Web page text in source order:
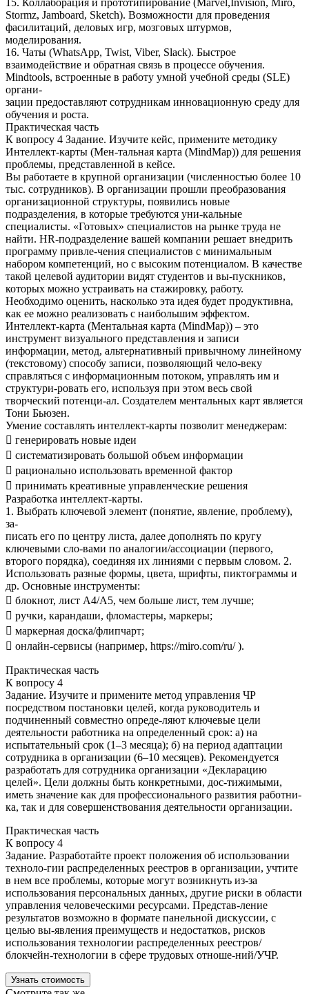
15. Коллаборация и прототипирование (Marvel,Invision, Miro,
Stormz, Jamboard, Sketch). Возможности для проведения
фасилитаций, деловых игр, мозговых штурмов,
моделирования.
16. Чаты (WhatsApp, Twist, Viber, Slack). Быстрое
взаимодействие и обратная связь в процессе обучения.
Mindtools, встроенные в работу умной учебной среды (SLE)
органи-
зации предоставляют сотрудникам инновационную среду для
обучения и роста.
Практическая часть
К вопросу 4 Задание. Изучите кейс, примените методику
Интеллект-карты (Мен-тальная карта (MindMap)) для решения
проблемы, представленной в кейсе.
Вы работаете в крупной организации (численностью более 10
тыс. сотрудников). В организации прошли преобразования
организационной структуры, появились новые
подразделения, в которые требуются уни-кальные
специалисты. «Готовых» специалистов на рынке труда не
найти. HR-подразделение вашей компании решает внедрить
программу привле-чения специалистов с минимальным
набором компетенций, но с высоким потенциалом. В качестве
такой целевой аудитории видят студентов и вы-пускников,
которых можно устраивать на стажировку, работу.
Необходимо оценить, насколько эта идея будет продуктивна,
как ее можно реализовать с наибольшим эффектом.
Интеллект-карта (Ментальная карта (MindMap)) – это
инструмент визуального представления и записи
информации, метод, альтернативный привычному линейному
(текстовому) способу записи, позволяющий чело-веку
справляться с информационным потоком, управлять им и
структури-ровать его, используя при этом весь свой
творческий потенци-ал. Создателем ментальных карт является
Тони Бьюзен.
Умение составлять интеллект-карты позволит менеджерам:
 генерировать новые идеи
 систематизировать большой объем информации
 рационально использовать временной фактор
 принимать креативные управленческие решения
Разработка интеллект-карты.
1. Выбрать ключевой элемент (понятие, явление, проблему),
за-
писать его по центру листа, далее дополнять по кругу
ключевыми сло-вами по аналогии/ассоциации (первого,
второго порядка), соединяя их линиями с первым словом. 2.
Использовать разные формы, цвета, шрифты, пиктограммы и
др. Основные инструменты:
 блокнот, лист А4/А5, чем больше лист, тем лучше;
 ручки, карандаши, фломастеры, маркеры;
 маркерная доска/флипчарт;
 онлайн-сервисы (например, https://miro.com/ru/ ).
Практическая часть
К вопросу 4
Задание. Изучите и примените метод управления ЧР
посредством постановки целей, когда руководитель и
подчиненный совместно опреде-ляют ключевые цели
деятельности работника на определенный срок: а) на
испытательный срок (1–3 месяца); б) на период адаптации
сотрудника в организации (6–10 месяцев). Рекомендуется
разработать для сотрудника организации «Декларацию
целей». Цели должны быть конкретными, дос-тижимыми,
иметь значение как для профессионального развития работни-
ка, так и для совершенствования деятельности организации.
Практическая часть
К вопросу 4
Задание. Разработайте проект положения об использовании
техноло-гии распределенных реестров в организации, учтите
в нем все проблемы, которые могут возникнуть из-за
использования персональных данных, другие риски в области
управления человеческими ресурсами. Представ-ление
результатов возможно в формате панельной дискуссии, с
целью вы-явления преимуществ и недостатков, рисков
использования технологии распределенных реестров/
блокчейн-технологии в сфере трудовых отноше-ний/УЧР.
Узнать стоимость